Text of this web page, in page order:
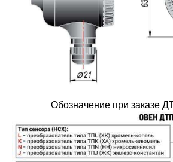
Обозначение при заказе